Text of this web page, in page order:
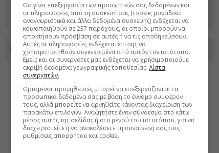
Προσθέστε το euro2day.gr στο Discover
Θα γίνει επεξεργασία των προσωπικών σας δεδομένων και
οι πληροφορίες από τη συσκευή σας (cookie, μοναδικά
αναγνωριστικά και άλλα δεδομένα συσκευής) ενδέχεται να
κοινοποιηθούν σε 237 παρόχους, οι οποίοι μπορούν να
αποκτήσουν πρόσβαση σε αυτές ή να τις αποθηκεύσουν.
Αυτές οι πληροφορίες ενδέχεται επίσης να
χρησιμοποιηθούν συγκεκριμένα από αυτόν τον ιστότοπο.
Εμείς και οι συνεργάτες μας ενδέχεται να χρησιμοποιούμε
ακριβή δεδομένα γεωγραφικής τοποθεσίας.Λίστα
συνεργατών.
Ορισμένοι προμηθευτές μπορεί να επεξεργάζονται τα
προσωπικά δεδομένα σας με βάση το έννομο συμφέρον
τους, αλλά μπορείτε να αρνηθείτε κάνοντας διαχείριση των
παρακάτω επιλογών. Αναζητήστε έναν σύνδεσμο στο κάτω
μέρος αυτής της σελίδας ή στο μενού του ιστοτόπου, για να
διαχειριστείτε ή να ανακαλέσετε τη συναίνεσή σας στις
ρυθμίσεις απορρήτου και cookie.